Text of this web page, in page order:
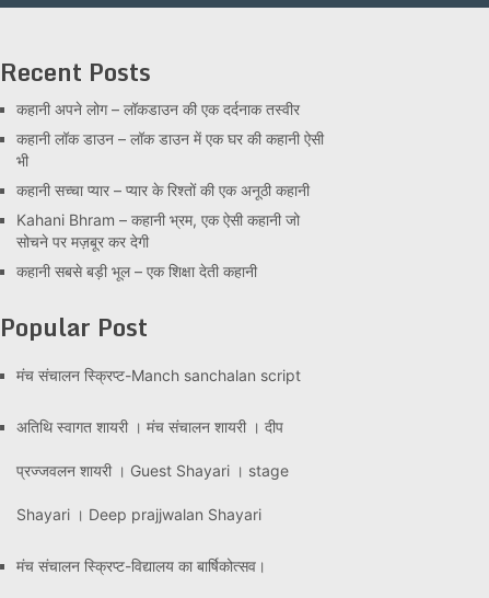
Recent Posts
कहानी अपने लोग – लॉकडाउन की एक दर्दनाक तस्वीर
कहानी लॉक डाउन – लॉक डाउन में एक घर की कहानी ऐसी
भी
कहानी सच्चा प्यार – प्यार के रिश्तों की एक अनूठी कहानी
Kahani Bhram – कहानी भ्रम, एक ऐसी कहानी जो
सोचने पर मज़बूर कर देगी
कहानी सबसे बड़ी भूल – एक शिक्षा देती कहानी
Popular Post
मंच संचालन स्क्रिप्ट-Manch sanchalan script
अतिथि स्वागत शायरी । मंच संचालन शायरी । दीप
प्रज्जवलन शायरी । Guest Shayari । stage
Shayari । Deep prajjwalan Shayari
मंच संचालन स्क्रिप्ट-विद्यालय का बार्षिकोत्सव।